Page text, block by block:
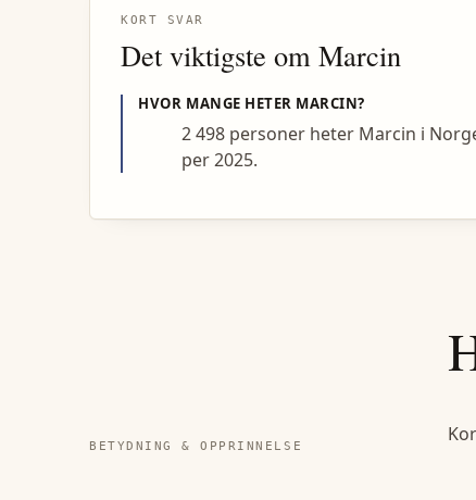
KORT SVAR
Det viktigste om Marcin
HVOR MANGE HETER MARCIN?
2 498 personer heter Marcin i
per 2025.
BETYDNING & OPPRINNELSE